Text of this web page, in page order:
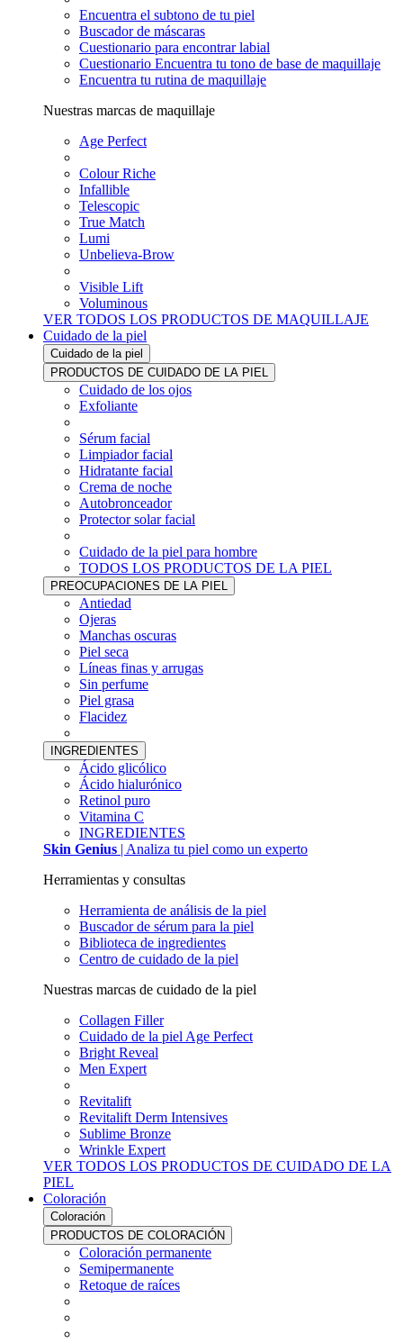
Encuentra el subtono de tu piel
Buscador de máscaras
Cuestionario para encontrar labial
Cuestionario Encuentra tu tono de base de maquillaje
Encuentra tu rutina de maquillaje
Nuestras marcas de maquillaje
Age Perfect
Colour Riche
Infallible
Telescopic
True Match
Lumi
Unbelieva-Brow
Visible Lift
Voluminous
VER TODOS LOS PRODUCTOS DE MAQUILLAJE
Cuidado de la piel
Cuidado de la piel
PRODUCTOS DE CUIDADO DE LA PIEL
Cuidado de los ojos
Exfoliante
Sérum facial
Limpiador facial
Hidratante facial
Crema de noche
Autobronceador
Protector solar facial
Cuidado de la piel para hombre
TODOS LOS PRODUCTOS DE LA PIEL
PREOCUPACIONES DE LA PIEL
Antiedad
Ojeras
Manchas oscuras
Piel seca
Líneas finas y arrugas
Sin perfume
Piel grasa
Flacidez
INGREDIENTES
Ácido glicólico
Ácido hialurónico
Retinol puro
Vitamina C
INGREDIENTES
Skin Genius | Analiza tu piel como un experto
Herramientas y consultas
Herramienta de análisis de la piel
Buscador de sérum para la piel
Biblioteca de ingredientes
Centro de cuidado de la piel
Nuestras marcas de cuidado de la piel
Collagen Filler
Cuidado de la piel Age Perfect
Bright Reveal
Men Expert
Revitalift
Revitalift Derm Intensives
Sublime Bronze
Wrinkle Expert
VER TODOS LOS PRODUCTOS DE CUIDADO DE LA
PIEL
Coloración
Coloración
PRODUCTOS DE COLORACIÓN
Coloración permanente
Semipermanente
Retoque de raíces